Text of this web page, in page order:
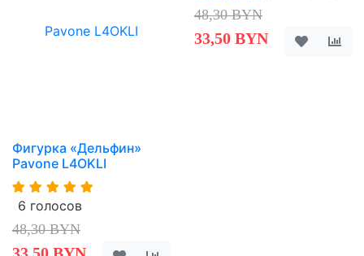
Фигурка «Дельфин»
Pavone L4OKLI
6 голосов
48,30 BYN
48,30 BYN
33,50 BYN